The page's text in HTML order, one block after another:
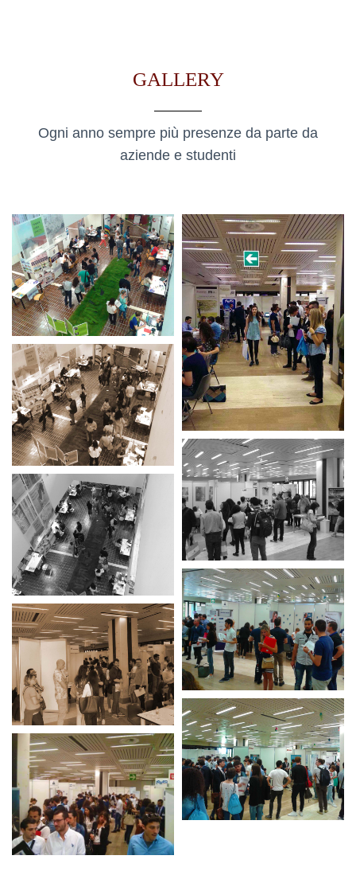
GALLERY
Ogni anno sempre più presenze da parte da
aziende e studenti
Job Service Day - 1
UNIVPM
Job Service Day - 2
UNIVPM
Job Service Day - 3
UNIVPM
Job Service Day - 4
UNIVPM
Job Service Day - 5
UNIVPM
Job Service Day - 6
UNIVPM
Job Service Day - 7
UNIVPM